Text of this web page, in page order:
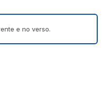
e no verso.